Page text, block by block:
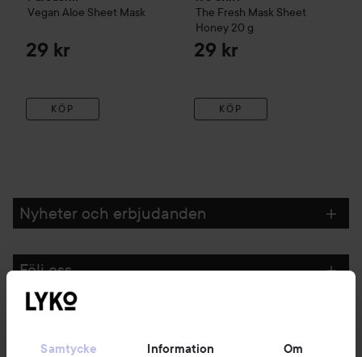
Samtycke Information Om
Vegan Aloe Sheet Mask
29 kr
KÖP
The Fresh Mask Sheet
Honey 20 g
29 kr
KÖP
Nyheter och erbjudanden
Följ oss